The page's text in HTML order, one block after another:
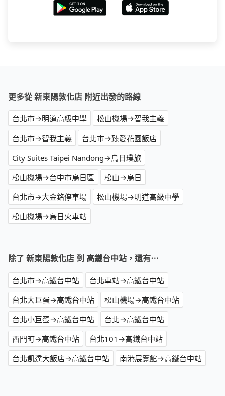
更多從 新東陽敦化店 附近出發的路線
台北市→明道高級中學
松山機場→智我主義
台北市→智我主義
台北市→臻愛花園飯店
City Suites Taipei Nandong→烏日璞旅
松山機場→台中市烏日區
松山→烏日
台北市→大金銘停車場
松山機場→明道高級中學
松山機場→烏日火車站
除了 新東陽敦化店 到 高鐵台中站，還有⋯
台北市→高鐵台中站
台北車站→高鐵台中站
台北大巨蛋→高鐵台中站
松山機場→高鐵台中站
台北小巨蛋→高鐵台中站
台北→高鐵台中站
西門町→高鐵台中站
台北101→高鐵台中站
台北凱達大飯店→高鐵台中站
南港展覽館→高鐵台中站